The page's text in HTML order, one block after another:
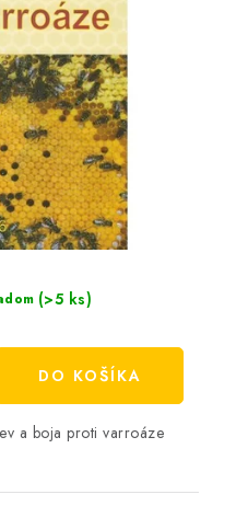
(>5 ks)
DO KOŠÍKA
a boja proti varroáze